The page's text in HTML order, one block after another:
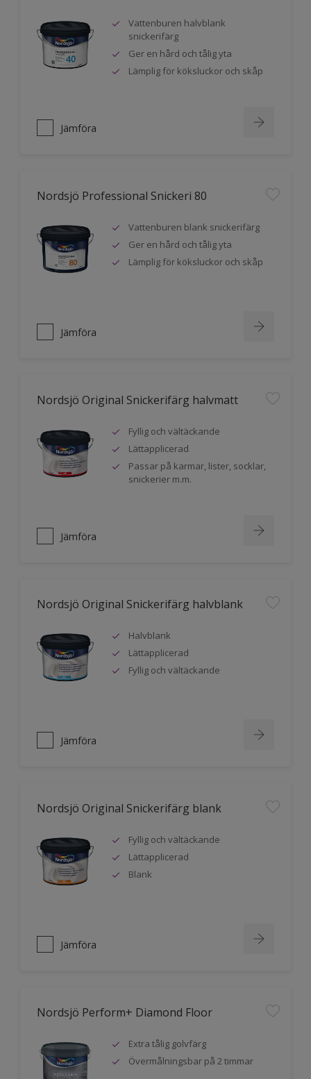
Vattenburen halvblank
snickerifärg
Ger en hård och tålig yta
Lämplig för köksluckor och skåp
Jämföra
Nordsjö Professional Snickeri 80
Vattenburen blank snickerifärg
Ger en hård och tålig yta
Lämplig för köksluckor och skåp
Jämföra
Nordsjö Original Snickerifärg halvmatt
Fyllig och vältäckande
Lättapplicerad
Passar på karmar, lister, socklar,
snickerier m.m.
Jämföra
Nordsjö Original Snickerifärg halvblank
Halvblank
Lättapplicerad
Fyllig och vältäckande
Jämföra
Nordsjö Original Snickerifärg blank
Fyllig och vältäckande
Lättapplicerad
Blank
Jämföra
Nordsjö Perform+ Diamond Floor
Extra tålig golvfärg
Övermålningsbar på 2 timmar